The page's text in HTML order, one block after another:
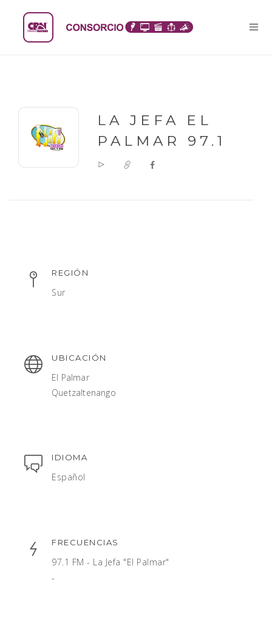
LA JEFA EL
PALMAR 97.1
REGIÓN
Sur
UBICACIÓN
El Palmar
Quetzaltenango
IDIOMA
Español
FRECUENCIAS
97.1 FM - La Jefa "El Palmar"
-